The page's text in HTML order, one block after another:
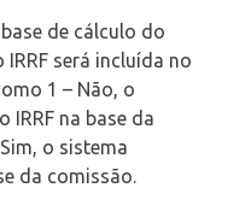
de cálculo do
IRRF será incluída no
1 – Não, o
IRRF na base da
o sistema
da comissão.